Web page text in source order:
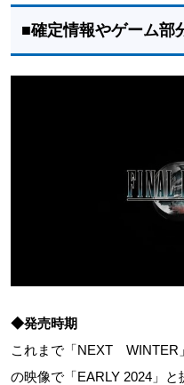
■確定情報やゲーム部
◆発売時期
これまで「NEXT WINTER
の映像で「EARLY 2024」